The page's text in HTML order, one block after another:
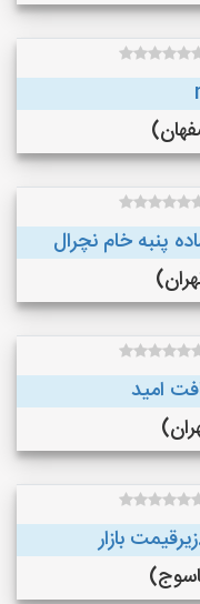
پنبه خام نچرال
امید
بازار